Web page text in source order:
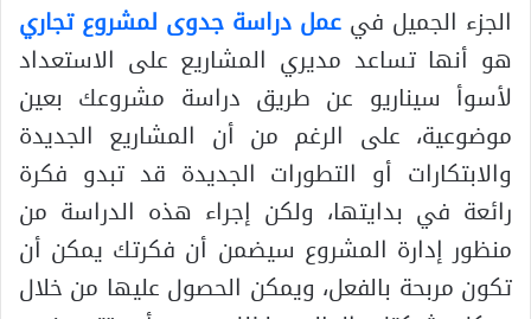
الجزء الجميل في عمل دراسة جدوى لمشروع تجاري
هو أنها تساعد مديري المشاريع على الاستعداد
لأسوأ سيناريو عن طريق دراسة مشروعك بعين
موضوعية، على الرغم من أن المشاريع الجديدة
والابتكارات أو التطورات الجديدة قد تبدو فكرة
رائعة في بدايتها، ولكن إجراء هذه الدراسة من
منظور إدارة المشروع سيضمن أن فكرتك يمكن أن
تكون مربحة بالفعل، ويمكن الحصول عليها من خلال